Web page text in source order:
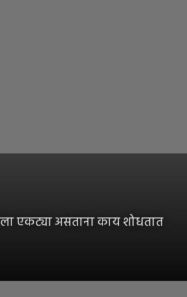
एकट्या असताना काय शोधतात